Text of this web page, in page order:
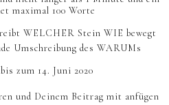
maximal 100 Worte
WELCHER Stein WIE bewegt
Umschreibung des WARUMs
zum 14. Juni 2020
und Deinem Beitrag mit anfügen